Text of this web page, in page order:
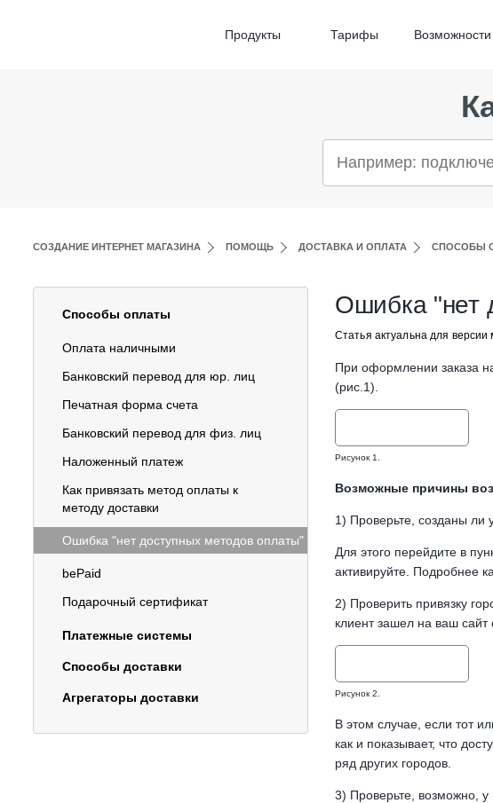
Продукты Тарифы Возможности
СОЗДАНИЕ ИНТЕРНЕТ МАГАЗИНА ПОМОЩЬ ДОСТАВКА И ОПЛАТА СПОСОБЫ
Способы оплаты
Оплата наличными
Банковский перевод для юр. лиц
Печатная форма счета
Банковский перевод для физ. лиц
Наложенный платеж
Как привязать метод оплаты к
методу доставки
Ошибка "нет доступных методов оплаты"
bePaid
Подарочный сертификат
Платежные системы
Способы доставки
Агрегаторы доставки
Ошибка "нет
Статья актуальна для
При оформлении заказа
(рис.1).
Рисунок 1.
Возможные причины
1) Проверьте, созданы ли
Для этого перейдите в
активируйте. Подробнее
2) Проверить привязку
клиент зашел на ваш сайт
Рисунок 2.
В этом случае, если тот
как и показывает, что
ряд других городов.
3) Проверьте, возможно, у